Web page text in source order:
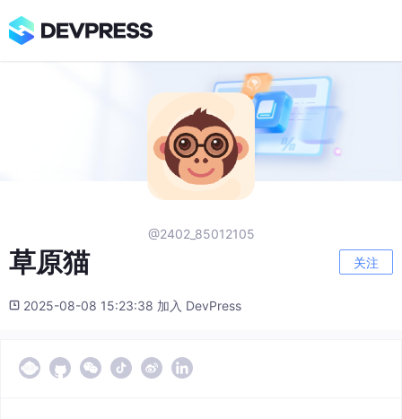
@2402_85012105
草原猫 关注
2025-08-08 15:23:38 加入 DevPress